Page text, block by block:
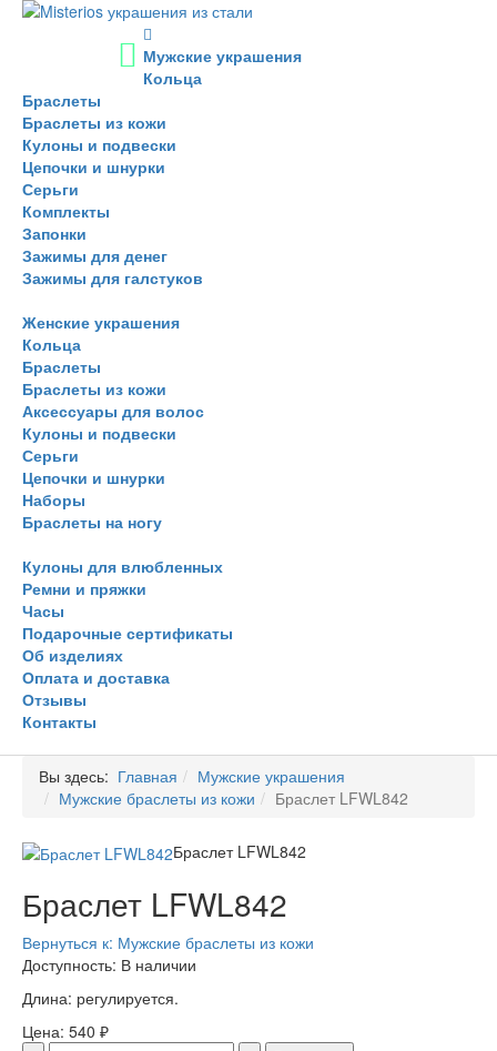
Мужские украшения
Кольца
Браслеты
Браслеты из кожи
Кулоны и подвески
Цепочки и шнурки
Серьги
Комплекты
Запонки
Зажимы для денег
Зажимы для галстуков
Женские украшения
Кольца
Браслеты
Браслеты из кожи
Аксессуары для волос
Кулоны и подвески
Серьги
Цепочки и шнурки
Наборы
Браслеты на ногу
Кулоны для влюбленных
Ремни и пряжки
Часы
Подарочные сертификаты
Об изделиях
Оплата и доставка
Отзывы
Контакты
Вы здесь: Главная
Мужские украшения
Мужские браслеты из кожи
Браслет LFWL842
Браслет LFWL842
Браслет LFWL842
Вернуться к: Мужские браслеты из кожи
Доступность: В наличии
Длина: регулируется.
Цена: 540 ₽